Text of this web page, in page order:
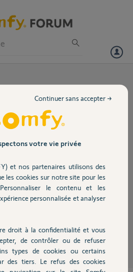
Bonjour,
j ai bien reçu la réponse
mails reviennent non
abandonnés.
que contact@forum-etc...
au fil de discussion
votre vie privée
et nos partenaires utilisons des
les cookies sur notre site pour les
le contenu et les
personnalisée et analyser
droit à la confidentialité et vous
de contrôler ou de refuser
types de cookies ou certains
des tiers. Le refus des cookies
Continuer sans accepter →